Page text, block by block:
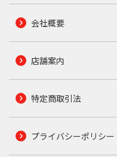
会社概要
店舗案内
特定商取引法
プライバシーポリシー